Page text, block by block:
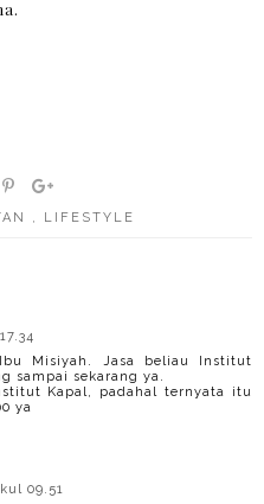
, LIFESTYLE
Misiyah. Jasa beliau Institut
sampai sekarang ya.
Kapal, padahal ternyata itu
ya
09.51